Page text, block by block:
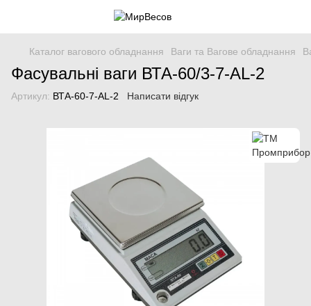
Каталог вагового обладнання Ваги та Вагове обладнання
Фасувальні ваги ВТА-60/3-7-АL-2
Артикул: ВТА-60-7-АL-2 Написати відгук